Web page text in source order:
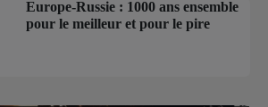
Europe-Russie : 1000 ans ensemble
pour le meilleur et pour le pire